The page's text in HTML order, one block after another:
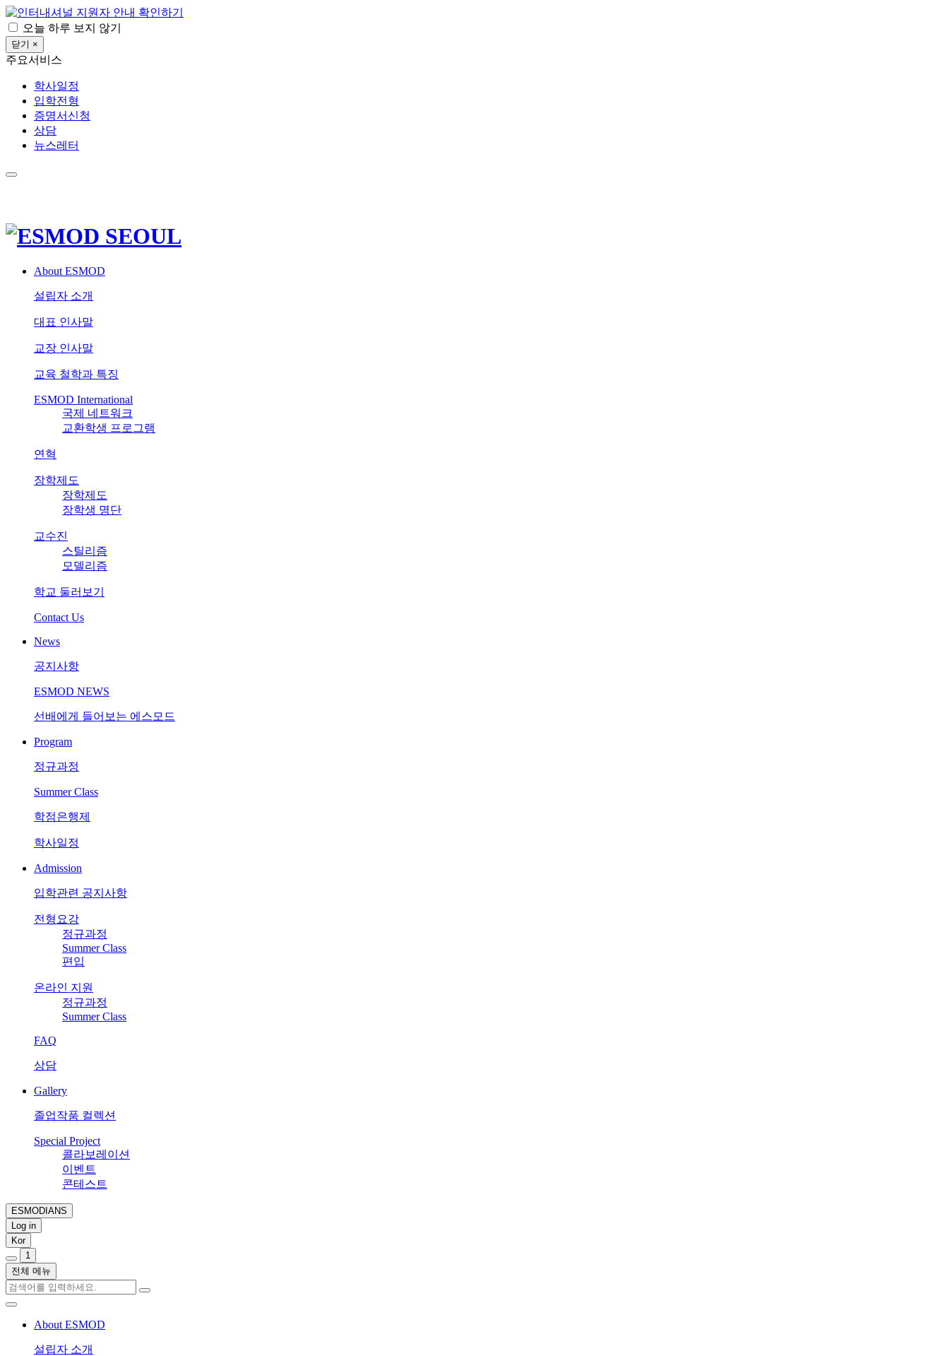
확인하기
오늘 하루 보지 않기
닫기 ×
주요서비스
학사일정
입학전형
증명서신청
상담
뉴스레터
About ESMOD
설립자 소개
대표 인사말
교장 인사말
교육 철학과 특징
ESMOD International
국제 네트워크
교환학생 프로그램
연혁
장학제도
장학제도
장학생 명단
교수진
스틸리즘
모델리즘
학교 둘러보기
Contact Us
News
공지사항
ESMOD NEWS
선배에게 들어보는 에스모드
Program
정규과정
Summer Class
학점은행제
학사일정
Admission
입학관련 공지사항
전형요강
정규과정
Summer Class
편입
온라인 지원
정규과정
Summer Class
FAQ
상담
Gallery
졸업작품 컬렉션
Special Project
콜라보레이션
이벤트
콘테스트
ESMODIANS
Log in
Kor
1
전체 메뉴
About ESMOD
설립자 소개